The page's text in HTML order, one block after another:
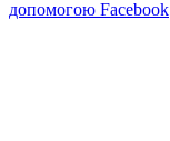
допомогою Facebook